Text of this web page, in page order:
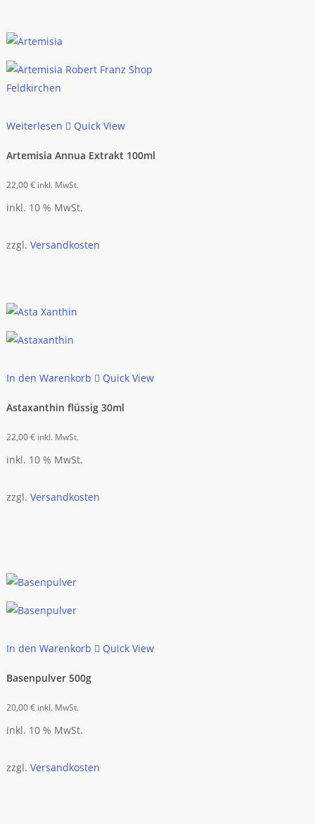
Weiterlesen Quick View
Artemisia Annua Extrakt 100ml
22,00€ inkl. MwSt.
inkl. 10 % MwSt.
zzgl. Versandkosten
In den Warenkorb Quick View
Astaxanthin flüssig 30ml
22,00€ inkl. MwSt.
inkl. 10 % MwSt.
zzgl. Versandkosten
In den Warenkorb Quick View
Basenpulver 500g
20,00€ inkl. MwSt.
inkl. 10 % MwSt.
zzgl. Versandkosten